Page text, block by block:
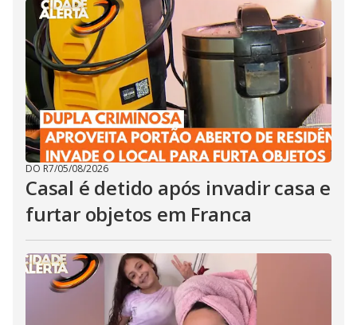
DO R7/05/08/2026
Casal é detido após invadir casa e
furtar objetos em Franca